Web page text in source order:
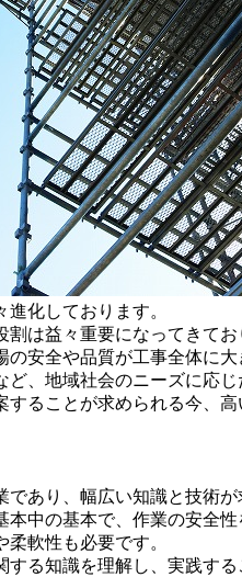
化しております。
は益々重要になってきてお
安全や品質が工事全体に
、地域社会のニーズに応
ることが求められる今、高
あり、幅広い知識と技術が
本中の基本で、作業の安全
軟性も必要です。
る知識を理解し、実践する